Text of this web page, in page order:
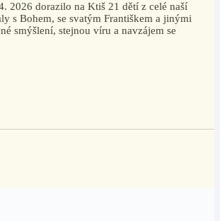
2026 dorazilo na Ktiš 21 dětí z celé naší
s Bohem, se svatým Františkem a jinými
smýšlení, stejnou víru a navzájem se